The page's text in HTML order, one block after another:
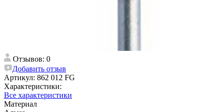
Отзывов: 0
Добавить отзыв
Артикул: 862 012 FG
Характеристики:
Все характеристики
Материал